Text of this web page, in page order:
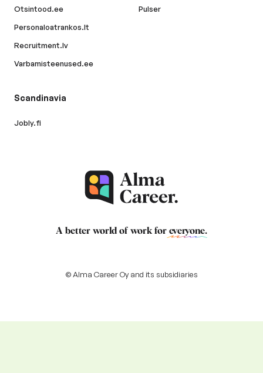
Otsintood.ee
Personaloatrankos.lt
Recruitment.lv
Varbamisteenused.ee
Pulser
Scandinavia
Jobly.fi
A better world of work for everyone.
© Alma Career Oy and its subsidiaries